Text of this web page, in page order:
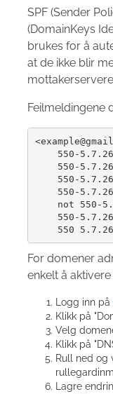
SPF (Sender
(DomainKeys
brukes for å
at de ikke blir
Feilmeldingene
550-
550-
550-
550-
not 550-
550-
For domener
enkelt å aktivere
Logg inn på
Klikk på
Velg
Klikk på
Rull ned og
Lagre